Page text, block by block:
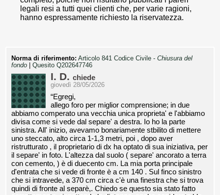
legali resi a tutti quei clienti che, per varie ragioni,
hanno espressamente richiesto la riservatezza.
Norma di riferimento: Articolo 841 Codice Civile - Chiusura del
fondo
Quesito Q202647746
I. D. chiede
giovedì 28/05/2026
“Egregi,
allego foro per miglior comprensione; in due
abbiamo comperato una vecchia unica proprieta' e l'abbiamo
divisa come si vede dal separe' a destra. Io ho la parte
sinistra. All' inizio, avevamo bonariamente stbilito di mettere
uno steccato, alto circa 1-1,3 metri, poi , dopo aver
ristrutturato , il proprietario di dx ha optato di sua iniziativa, per
il separe' in foto. L'altezza dal suolo ( separe' ancorato a terra
con cemento, ) è di duecento cm. La mia porta principale
d'entrata che si vede di fronte è a cm 140 . Sul finco sinistro
che si intravede, a 370 cm circa c'è una finestra che si trova
quindi di fronte al separè,. Chiedo se questo sia stato fatto